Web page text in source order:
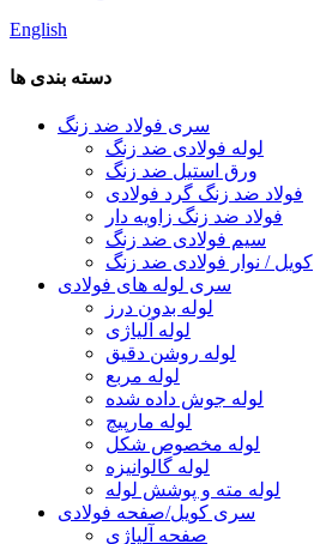
English
دسته بندی ها
سری فولاد ضد زنگ
لوله فولادی ضد زنگ
ورق استیل ضد زنگ
فولاد ضد زنگ گرد فولادی
فولاد ضد زنگ زاویه دار
سیم فولادی ضد زنگ
کویل / نوار فولادی ضد زنگ
سری لوله های فولادی
لوله بدون درز
لوله آلیاژی
لوله روشن دقیق
لوله مربع
لوله جوش داده شده
لوله مارپیچ
لوله مخصوص شکل
لوله گالوانیزه
لوله مته و پوشش لوله
سری کویل/صفحه فولادی
صفحه آلیاژی